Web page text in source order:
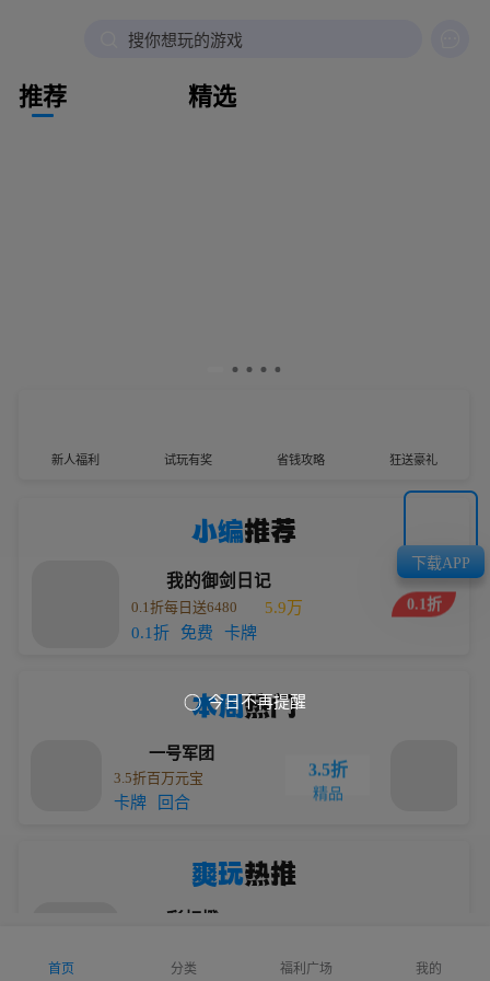
搜你想玩的游戏
推荐 精选
新人福利 试玩有奖 省钱攻略 狂送豪礼
小编推荐
我的御剑日记
0.1折每日送6480
5.9万
0.1折
免费 卡牌
0.1折
本周热门
一号军团
3.5折百万元宝
卡牌 回合
3.5折
精品
爽玩热推
彩虹橙
下载APP
 今日不再提醒
首页 分类 福利广场 我的